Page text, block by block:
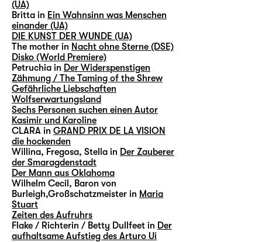
(UA)
Britta in Ein Wahnsinn was Menschen
einander (UA)
DIE KUNST DER WUNDE (UA)
The mother in Nacht ohne Sterne (DSE)
Disko (World Premiere)
Petruchia in Der Widerspenstigen
Zähmung / The Taming of the Shrew
Gefährliche Liebschaften
Wolfserwartungsland
Sechs Personen suchen einen Autor
Kasimir und Karoline
CLARA in GRAND PRIX DE LA VISION
die hockenden
Willina, Fregosa, Stella in Der Zauberer
der Smaragdenstadt
Der Mann aus Oklahoma
Wilhelm Cecil, Baron von
Burleigh,Großschatzmeister in Maria
Stuart
Zeiten des Aufruhrs
Flake / Richterin / Betty Dullfeet in Der
aufhaltsame Aufstieg des Arturo Ui